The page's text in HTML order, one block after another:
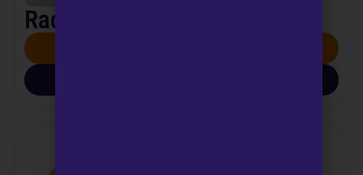
Raccolta liquido seminale